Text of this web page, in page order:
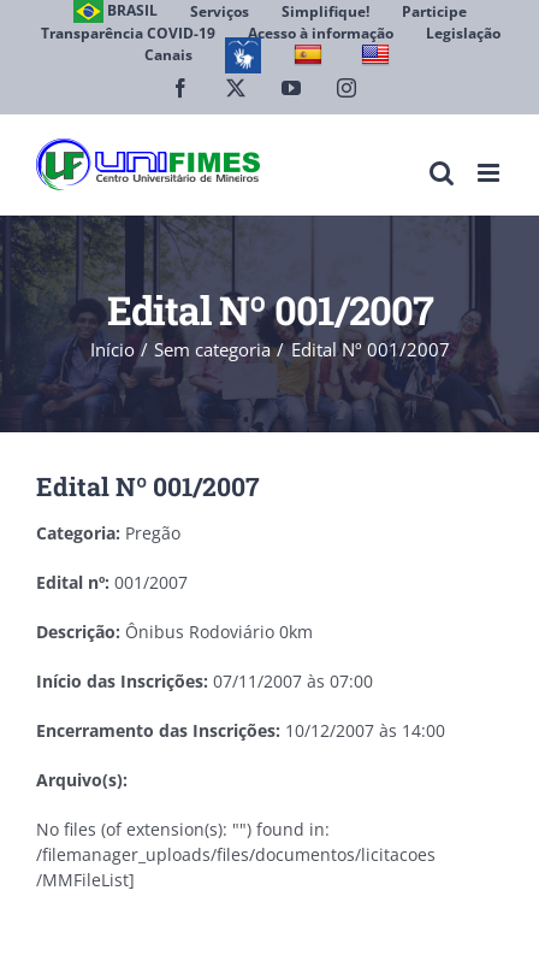
BRASIL Serviços Simplifique!
Participe
Transparência COVID-19
Acesso à informação
Legislação
Canais
Facebook YouTubeInstagram
Edital Nº 001/2007
Início Sem categoria Edital Nº 001/2007
Edital Nº 001/2007
Categoria: Pregão
Edital nº: 001/2007
Descrição: Ônibus Rodoviário 0km
Início das Inscrições: 07/11/2007 às 07:00
Encerramento das Inscrições: 10/12/2007 às 14:00
Arquivo(s):
No files (of extension(s): "") found in:
/filemanager_uploads/files/documentos/licitacoes
/MMFileList]